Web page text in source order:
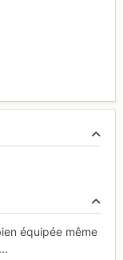
équipée même